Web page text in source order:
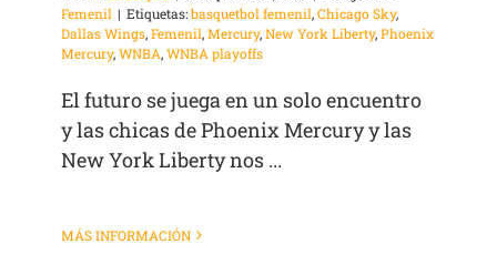
Femenil | Etiquetas:basquetbol femenil,Chicago Sky,
Dallas Wings,Femenil,Mercury,New York Liberty,Phoenix
Mercury,WNBA,WNBA playoffs
El futuro se juega en un solo encuentro
y las chicas de Phoenix Mercury y las
New York Liberty nos ...
MÁS INFORMACIÓN